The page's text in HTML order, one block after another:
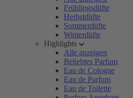
Frühlingsdüfte
Herbstdüfte
Sommerdüfte
Winterdüfte
Highlights
Alle anzeigen
Beliebtes Parfum
Eau de Cologne
Eau de Parfum
Eau de Toilette